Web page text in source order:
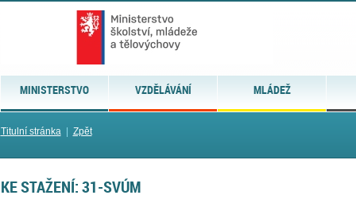
MINISTERSTVO VZDĚLÁVÁNÍ MLÁDEŽ
Titulní stránka| Zpět
KE STAŽENÍ: 31-SVÚM